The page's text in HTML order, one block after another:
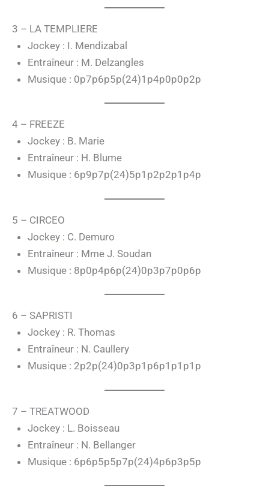
3 – LA TEMPLIERE
Jockey : I. Mendizabal
Entraîneur : M. Delzangles
Musique : 0p7p6p5p(24)1p4p0p0p2p
4 – FREEZE
Jockey : B. Marie
Entraîneur : H. Blume
Musique : 6p9p7p(24)5p1p2p2p1p4p
5 – CIRCEO
Jockey : C. Demuro
Entraîneur : Mme J. Soudan
Musique : 8p0p4p6p(24)0p3p7p0p6p
6 – SAPRISTI
Jockey : R. Thomas
Entraîneur : N. Caullery
Musique : 2p2p(24)0p3p1p6p1p1p1p
7 – TREATWOOD
Jockey : L. Boisseau
Entraîneur : N. Bellanger
Musique : 6p6p5p5p7p(24)4p6p3p5p